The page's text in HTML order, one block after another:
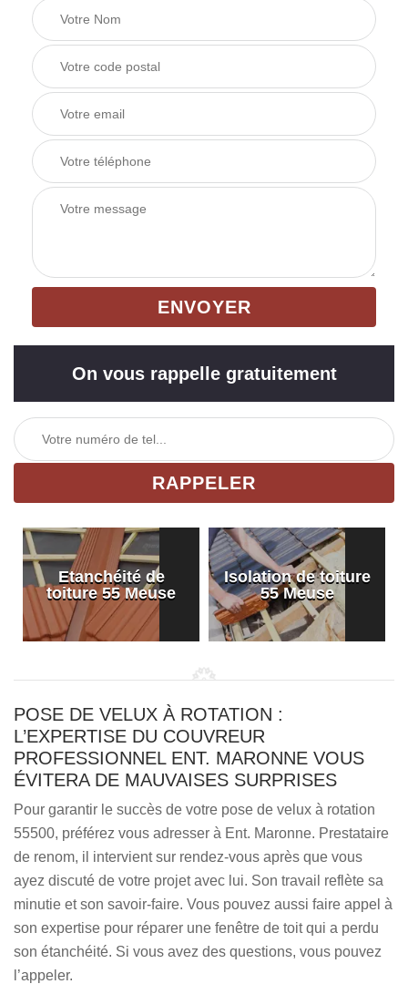
On vous rappelle gratuitement
Etanchéité de
toiture 55 Meuse
Isolation de toiture
55 Meuse
POSE DE VELUX À ROTATION :
L’EXPERTISE DU COUVREUR
PROFESSIONNEL ENT. MARONNE VOUS
ÉVITERA DE MAUVAISES SURPRISES
Pour garantir le succès de votre pose de velux à rotation
55500, préférez vous adresser à Ent. Maronne. Prestataire
de renom, il intervient sur rendez-vous après que vous
ayez discuté de votre projet avec lui. Son travail reflète sa
minutie et son savoir-faire. Vous pouvez aussi faire appel à
son expertise pour réparer une fenêtre de toit qui a perdu
son étanchéité. Si vous avez des questions, vous pouvez
l’appeler.